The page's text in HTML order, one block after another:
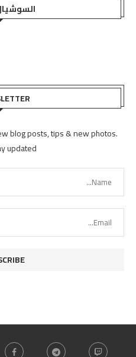
blog posts, tips & new photos.
updated!